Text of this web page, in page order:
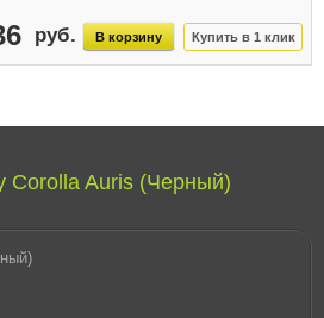
Corolla Auris (Черный)